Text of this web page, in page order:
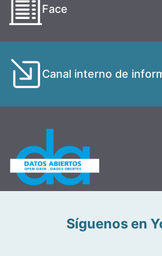
Face
Canal interno de
Síguenos en